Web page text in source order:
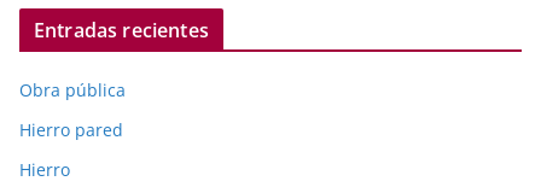
Entradas recientes
Obra pública
Hierro pared
Hierro